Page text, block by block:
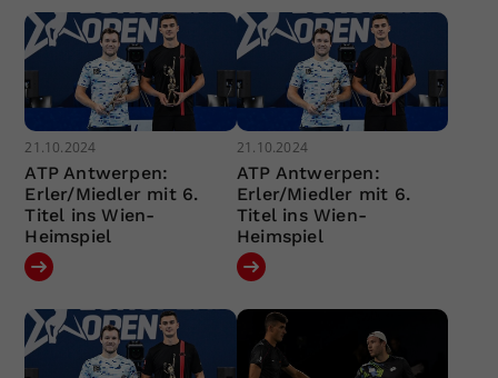
21.10.2024
ATP Antwerpen:
Erler/Miedler mit 6.
Titel ins Wien-
Heimspiel
21.10.2024
ATP Antwerpen:
Erler/Miedler mit 6.
Titel ins Wien-
Heimspiel